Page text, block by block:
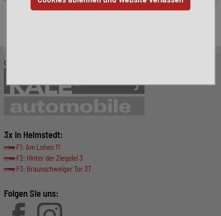
© KALE-Automobile GmbH
3x in Helmstedt:
F1: Am Lohen 11
F2: Hinter der Ziegelei 3
F3: Braunschweiger Tor 37
Folgen Sie uns: